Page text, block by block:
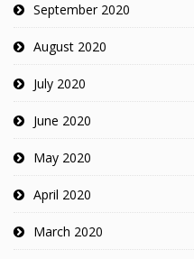
September 2020
August 2020
July 2020
June 2020
May 2020
April 2020
March 2020